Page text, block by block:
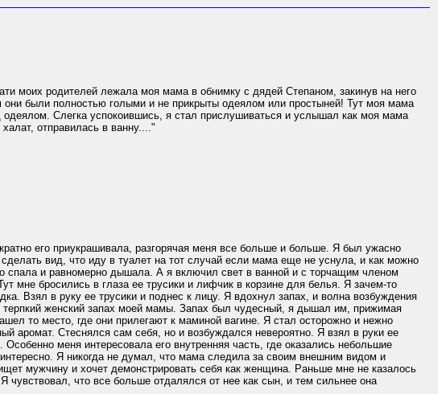
моих родителей лежала моя мама в обнимку с дядей Степаном, закинув на него
были полностью голыми и не прикрыты одеялом или простыней! Тут моя мама
Слегка успокоившись, я стал прислушиваться и услышал как моя мама
отправилась в ванну...."
его приукрашивала, разгорячая меня все больше и больше. Я был ужасно
вид, что иду в туалет на тот случай если мама еще не уснула, и как можно
спала и равномерно дышала. А я включил свет в ванной и с торчащим членом
мне бросились в глаза ее трусики и лифчик в корзине для белья. Я зачем-то
Взял в руку ее трусики и поднес к лицу. Я вдохнул запах, и волна возбуждения
женский запах моей мамы. Запах был чудесный, я дышал им, прижимая
то место, где они прилегают к маминой вагине. Я стал осторожно и нежно
аромат. Стеснялся сам себя, но и возбуждался невероятно. Я взял в руки ее
меня интересовала его внутренняя часть, где оказались небольшие
Я никогда не думал, что мама следила за своим внешним видом и
мужчину и хочет демонстрировать себя как женщина. Раньше мне не казалось
что все больше отдалялся от нее как сын, и тем сильнее она